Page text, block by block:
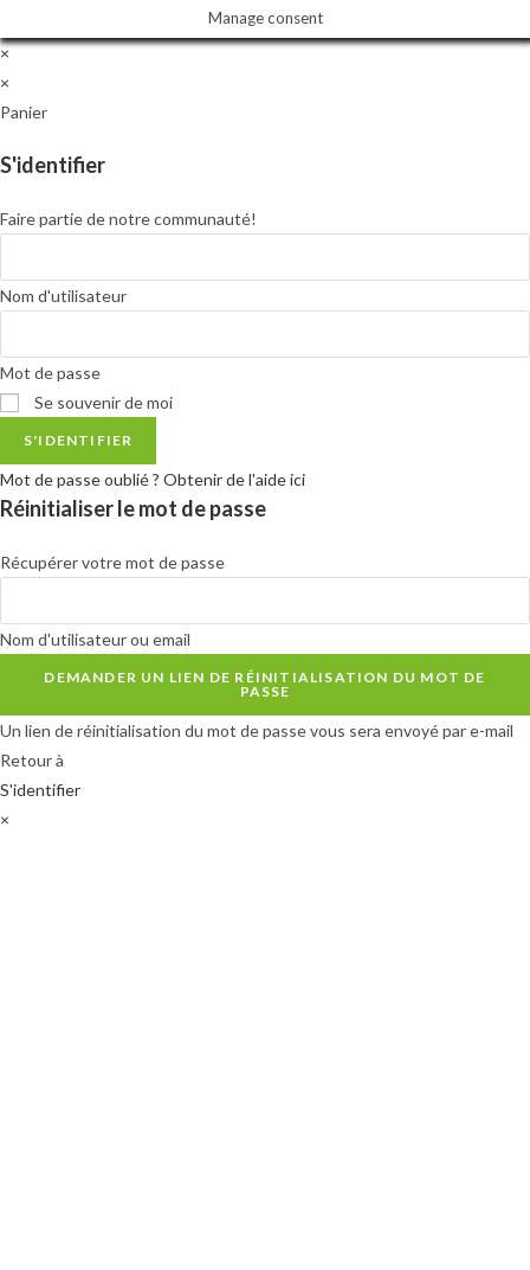
Manage consent
×
×
Panier
S'identifier
Faire partie de notre communauté!
Nom d'utilisateur
Mot de passe
Se souvenir de moi
S'IDENTIFIER
Mot de passe oublié ? Obtenir de l'aide ici
Réinitialiser le mot de passe
Récupérer votre mot de passe
Nom d'utilisateur ou email
DEMANDER UN LIEN DE RÉINITIALISATION DU MOT DE
PASSE
Un lien de réinitialisation du mot de passe vous sera envoyé par e-mail
Retour à
S'identifier
×